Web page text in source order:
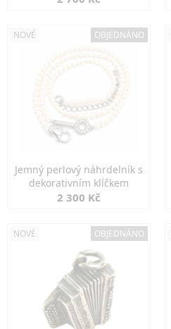
NOVÉ OBJEDNÁNO
Jemný perlový náhrdelník s
dekorativním klíčkem
2 300 Kč
NOVÉ OBJEDNÁNO